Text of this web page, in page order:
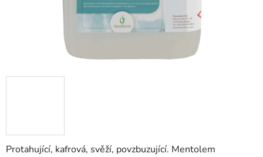
Protahující, kafrová, svěží, povzbuzující. Mentolem